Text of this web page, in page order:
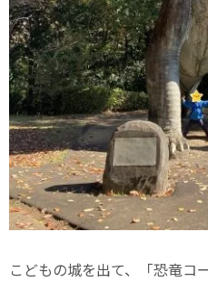
こどもの城を出て、「恐竜コ